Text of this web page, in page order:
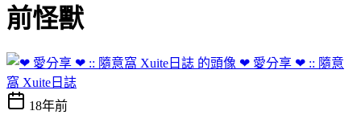
前怪獸
❤ 愛分享 ❤ :: 隨意
窩 Xuite日誌
18年前